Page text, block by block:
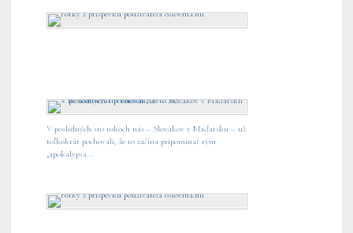
V posledných sto rokoch nás – Slovákov v Maďarsku – už
toľkokrát pochovali, že to začína pripomínať rým
„apokalypsa...